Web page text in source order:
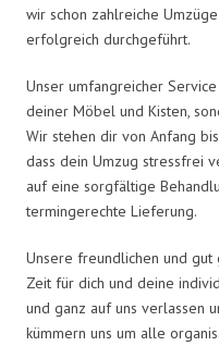
wir schon zahlreiche
erfolgreich durchgeführt.
Unser umfangreicher
deiner Möbel und Kisten,
Wir stehen dir von Anfang
dass dein Umzug stressfrei
auf eine sorgfältige
termingerechte Lieferung.
Unsere freundlichen und gut
Zeit für dich und deine
und ganz auf uns verlassen
kümmern uns um alle